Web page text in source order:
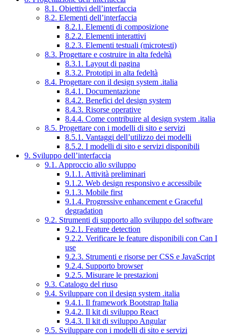
8.1. Obiettivi dell’interfaccia
8.2. Elementi dell’interfaccia
8.2.1. Elementi di composizione
8.2.2. Elementi interattivi
8.2.3. Elementi testuali (microtesti)
8.3. Progettare e costruire in alta fedeltà
8.3.1. Layout di pagina
8.3.2. Prototipi in alta fedeltà
8.4. Progettare con il design system .italia
8.4.1. Documentazione
8.4.2. Benefici del design system
8.4.3. Risorse operative
8.4.4. Come contribuire al design system .italia
8.5. Progettare con i modelli di sito e servizi
8.5.1. Vantaggi dell’utilizzo dei modelli
8.5.2. I modelli di sito e servizi disponibili
9. Sviluppo dell’interfaccia
9.1. Approccio allo sviluppo
9.1.1. Attività preliminari
9.1.2. Web design responsivo e accessibile
9.1.3. Mobile first
9.1.4. Progressive enhancement e Graceful
degradation
9.2. Strumenti di supporto allo sviluppo del software
9.2.1. Feature detection
9.2.2. Verificare le feature disponibili con Can I
use
9.2.3. Strumenti e risorse per CSS e JavaScript
9.2.4. Supporto browser
9.2.5. Misurare le prestazioni
9.3. Catalogo del riuso
9.4. Sviluppare con il design system .italia
9.4.1. Il framework Bootstrap Italia
9.4.2. Il kit di sviluppo React
9.4.3. Il kit di sviluppo Angular
9.5. Sviluppare con i modelli di sito e servizi